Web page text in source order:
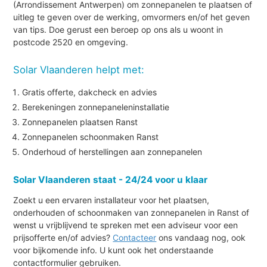
(Arrondissement Antwerpen) om zonnepanelen te plaatsen of
uitleg te geven over de werking, omvormers en/of het geven
van tips. Doe gerust een beroep op ons als u woont in
postcode 2520 en omgeving.
Solar Vlaanderen helpt met:
Gratis offerte, dakcheck en advies
Berekeningen zonnepaneleninstallatie
Zonnepanelen plaatsen Ranst
Zonnepanelen schoonmaken Ranst
Onderhoud of herstellingen aan zonnepanelen
Solar Vlaanderen staat - 24/24 voor u klaar
Zoekt u een ervaren installateur voor het plaatsen,
onderhouden of schoonmaken van zonnepanelen in Ranst of
wenst u vrijblijvend te spreken met een adviseur voor een
prijsofferte en/of advies? Contacteer ons vandaag nog, ook
voor bijkomende info. U kunt ook het onderstaande
contactformulier gebruiken.